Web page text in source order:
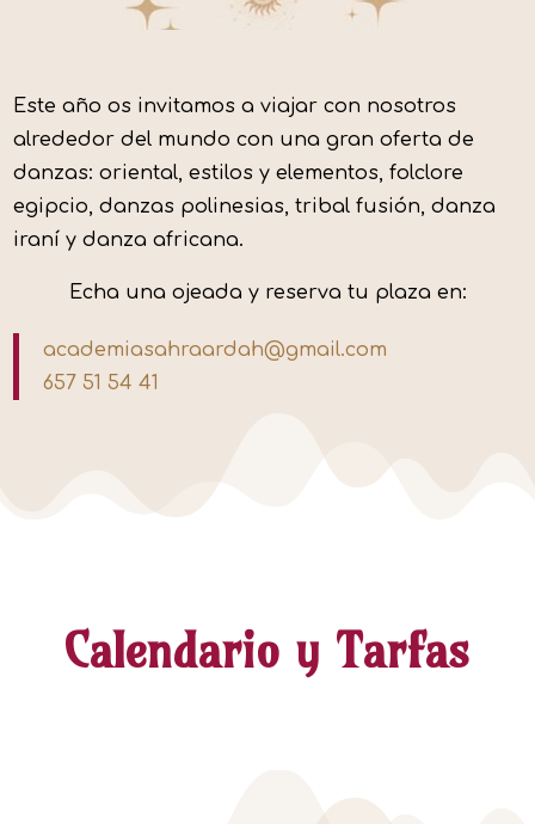
Este año os invitamos a viajar con nosotros
alrededor del mundo con una gran oferta de
danzas: oriental, estilos y elementos, folclore
egipcio, danzas polinesias, tribal fusión, danza
iraní y danza africana.
Echa una ojeada y reserva tu plaza en:
academiasahraardah@gmail.com
657 51 54 41
Calendario y Tarfas